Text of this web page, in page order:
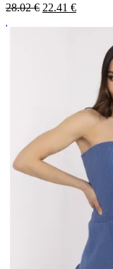
28.02 € 22.41 €